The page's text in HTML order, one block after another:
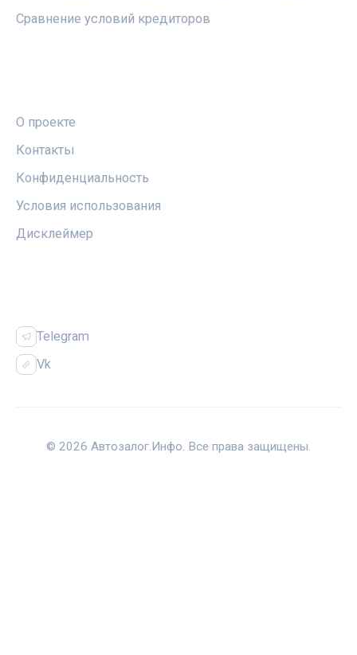
Сравнение условий кредиторов
О проекте
Контакты
Конфиденциальность
Условия использования
Дисклеймер
Telegram
Vk
© 2026 Автозалог.Инфо. Все права защищены.